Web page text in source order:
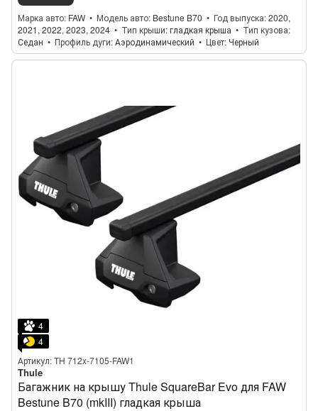
Марка авто FAW Модель авто Bestune B70 Год выпуска 2020,
2021, 2022, 2023, 2024
Тип крыши гладкая крыша
Тип кузова
Седан
Профиль дуги Аэродинамический Цвет Черный
4
4
Артикул: TH 712x-7105-FAW1
Thule
Багажник на крышу Thule SquareBar Evo для FAW
Bestune B70 (mkIII) гладкая крыша